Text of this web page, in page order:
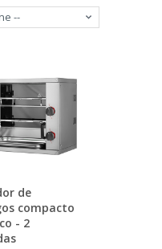
--
de
compacto
- 2